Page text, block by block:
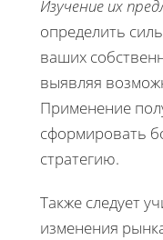
Изучение их
определить
ваших
выявляя
Применение
сформировать
стратегию.
Также следует
изменения